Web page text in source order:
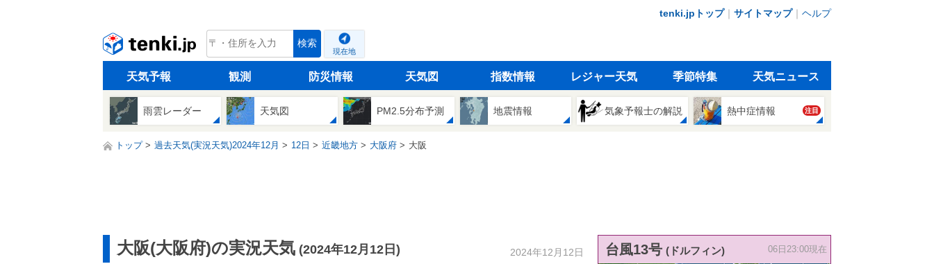
tenki.jpトップ｜ サイトマップ｜ ヘルプ
tenki.jp 検索
現在地
天気予報 観測 防災情報 天気図 指数情報 レジャー天気 季節特集 天気ニュース
雨雲レーダー 天気図 PM2.5分布予測 地震情報 気象予報士の解説 熱中症情報 注目
トップ 過去天気(実況天気)2024年12月 12日 近畿地方 大阪府 大阪
大阪(大阪府)の実況天気 (2024年12月12日) 2024年12月12日 台風13号 (ドルフィン) 06日23:00現在